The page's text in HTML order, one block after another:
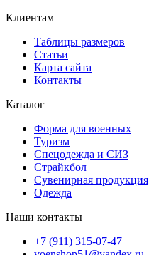
Клиентам
Таблицы размеров
Статьи
Карта сайта
Контакты
Каталог
Форма для военных
Туризм
Спецодежда и СИЗ
Страйкбол
Сувенирная продукция
Одежда
Наши контакты
+7 (911) 315-07-47